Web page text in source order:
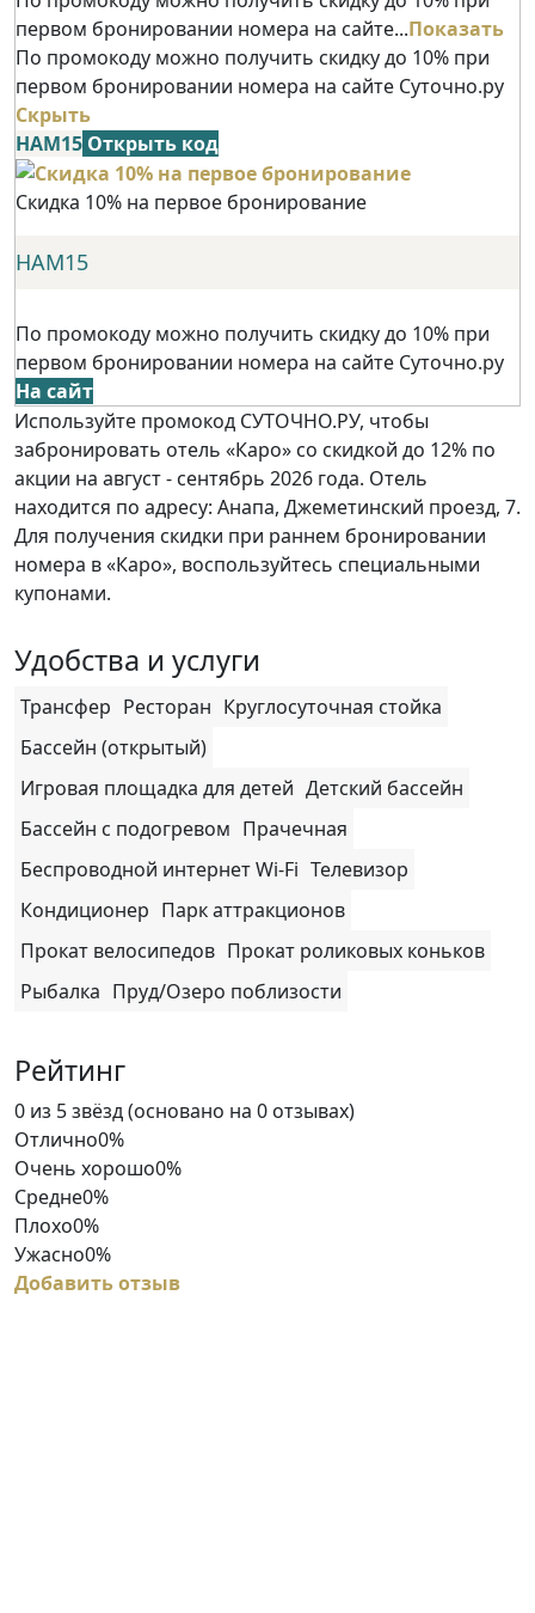
первом бронировании номера на сайте...Показать
По промокоду можно получить скидку до 10% при
первом бронировании номера на сайте Суточно.ру
Скрыть
НАМ15 Открыть код
Скидка 10% на первое бронирование
НАМ15
По промокоду можно получить скидку до 10% при
первом бронировании номера на сайте Суточно.ру
На сайт
Используйте промокод СУТОЧНО.РУ, чтобы
забронировать отель «Каро» со скидкой до 12% по
акции на август - сентябрь 2026 года. Отель
находится по адресу: Анапа, Джеметинский проезд, 7.
Для получения скидки при раннем бронировании
номера в «Каро», воспользуйтесь специальными
купонами.
Удобства и услуги
Трансфер Ресторан Круглосуточная стойка
Бассейн (открытый)
Игровая площадка для детей Детский бассейн
Бассейн с подогревом Прачечная
Беспроводной интернет Wi-Fi Телевизор
Кондиционер Парк аттракционов
Прокат велосипедов Прокат роликовых коньков
Рыбалка Пруд/Озеро поблизости
Рейтинг
Rated
0
out
of
5
0 из 5 звёзд (основано на 0 отзывах)
Отлично0%
Очень хорошо0%
Средне0%
Плохо0%
Ужасно0%
Добавить отзыв